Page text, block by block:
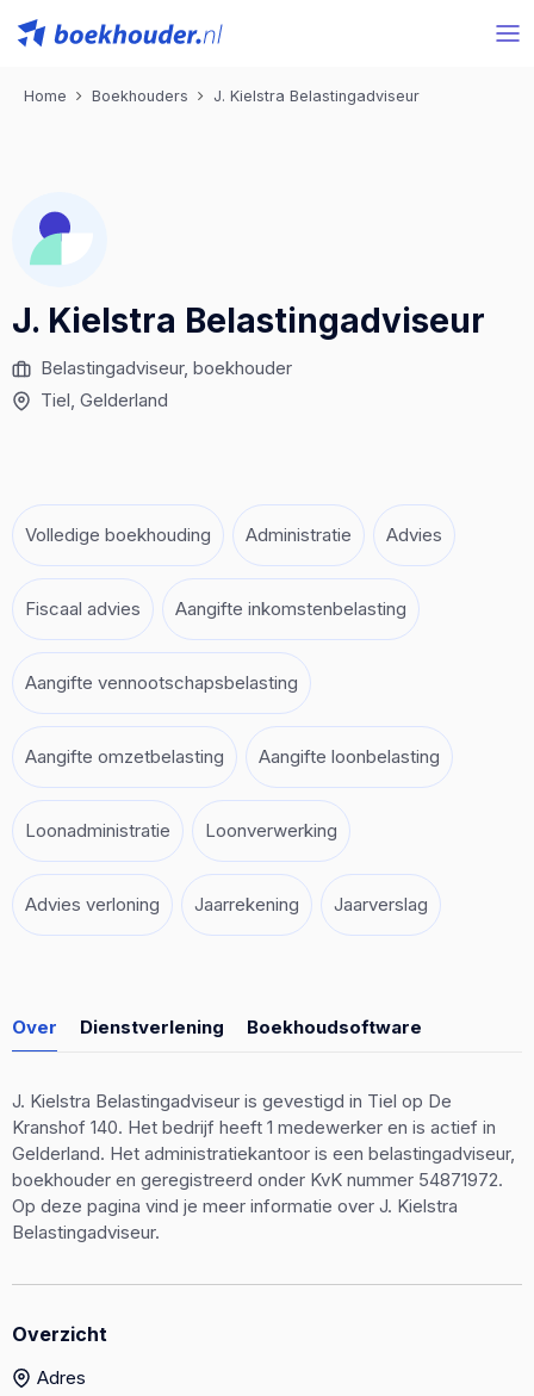
Home Boekhouders J. Kielstra Belastingadviseur
J. Kielstra Belastingadviseur
Belastingadviseur, boekhouder
Tiel, Gelderland
Volledige boekhouding Administratie Advies
Fiscaal advies Aangifte inkomstenbelasting
Aangifte vennootschapsbelasting
Aangifte omzetbelasting Aangifte loonbelasting
Loonadministratie Loonverwerking
Advies verloning Jaarrekening Jaarverslag
Over Dienstverlening Boekhoudsoftware
J. Kielstra Belastingadviseur is gevestigd in Tiel op De
Kranshof 140. Het bedrijf heeft 1 medewerker en is actief in
Gelderland. Het administratiekantoor is een belastingadviseur,
boekhouder en geregistreerd onder KvK nummer 54871972.
Op deze pagina vind je meer informatie over J. Kielstra
Belastingadviseur.
Overzicht
Adres